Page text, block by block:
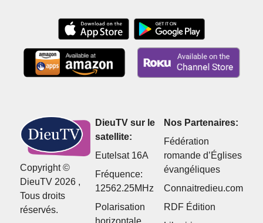
Copyright ©
DieuTV 2026 ,
Tous droits
réservés.
DieuTV sur le
satellite:
Eutelsat 16A
Fréquence:
12562.25MHz
Polarisation
horizontale
Nos Partenaires:
Fédération
romande d’Églises
évangéliques
Connaitredieu.com
RDF Édition